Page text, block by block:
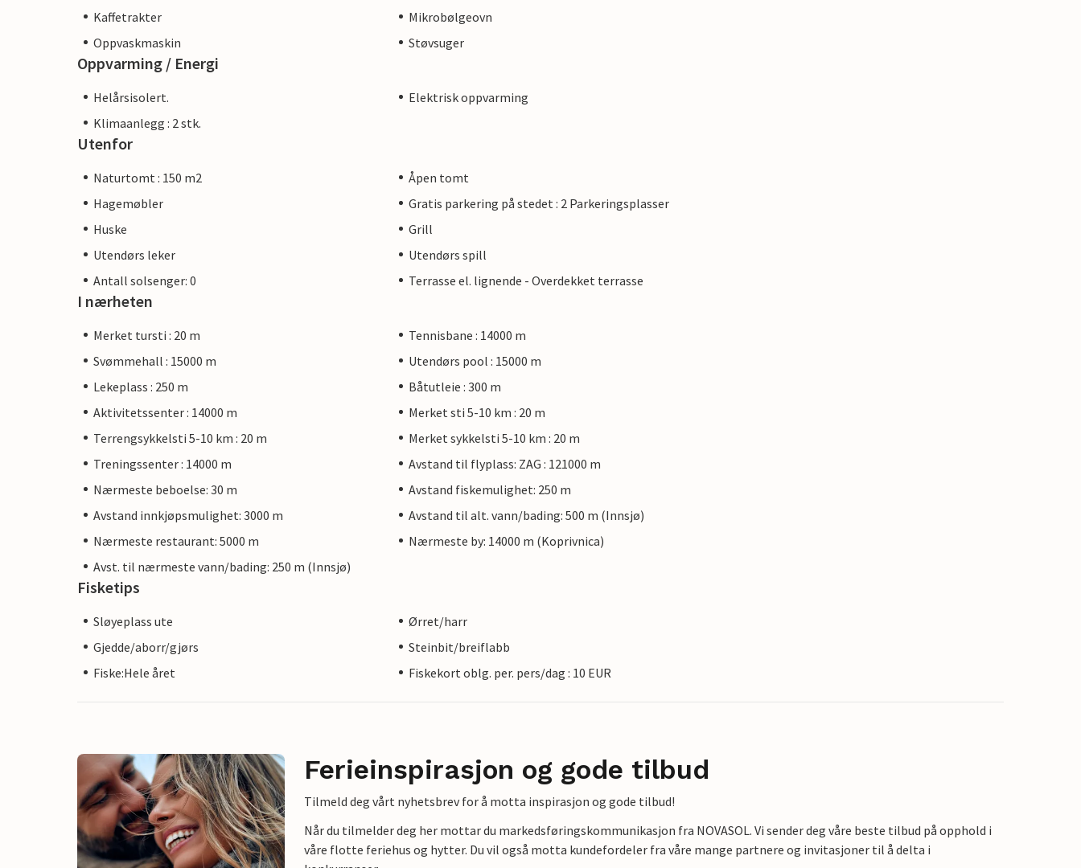
Kaffetrakter
Mikrobølgeovn
Oppvaskmaskin
Støvsuger
Oppvarming / Energi
Helårsisolert.
Elektrisk oppvarming
Klimaanlegg : 2 stk.
Utenfor
Naturtomt : 150 m2
Åpen tomt
Hagemøbler
Gratis parkering på stedet : 2 Parkeringsplasser
Huske
Grill
Utendørs leker
Utendørs spill
Antall solsenger: 0
Terrasse el. lignende - Overdekket terrasse
I nærheten
Merket tursti : 20 m
Tennisbane : 14000 m
Svømmehall : 15000 m
Utendørs pool : 15000 m
Lekeplass : 250 m
Båtutleie : 300 m
Aktivitetssenter : 14000 m
Merket sti 5-10 km : 20 m
Terrengsykkelsti 5-10 km : 20 m
Merket sykkelsti 5-10 km : 20 m
Treningssenter : 14000 m
Avstand til flyplass: ZAG : 121000 m
Nærmeste beboelse: 30 m
Avstand fiskemulighet: 250 m
Avstand innkjøpsmulighet: 3000 m
Avstand til alt. vann/bading: 500 m (Innsjø)
Nærmeste restaurant: 5000 m
Nærmeste by: 14000 m (Koprivnica)
Avst. til nærmeste vann/bading: 250 m (Innsjø)
Fisketips
Sløyeplass ute
Ørret/harr
Gjedde/aborr/gjørs
Steinbit/breiflabb
Fiske:Hele året
Fiskekort oblg. per. pers/dag : 10 EUR
Ferieinspirasjon og gode tilbud
Tilmeld deg vårt nyhetsbrev for å motta inspirasjon og gode tilbud!
Når du tilmelder deg her mottar du markedsføringskommunikasjon fra NOVASOL. Vi sender deg våre beste tilbud på opphold i
våre flotte feriehus og hytter. Du vil også motta kundefordeler fra våre mange partnere og invitasjoner til å delta i